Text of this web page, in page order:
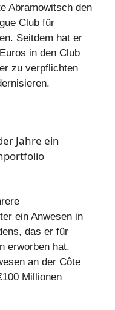
Abramowitsch den
Club für
Seitdem hat er
in den Club
zu verpflichten
Jahre ein
ein Anwesen in
das er für
erworben hat.
an der Côte
Millionen